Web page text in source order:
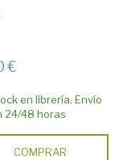
€
en librería. Envío
24/48 horas
COMPRAR